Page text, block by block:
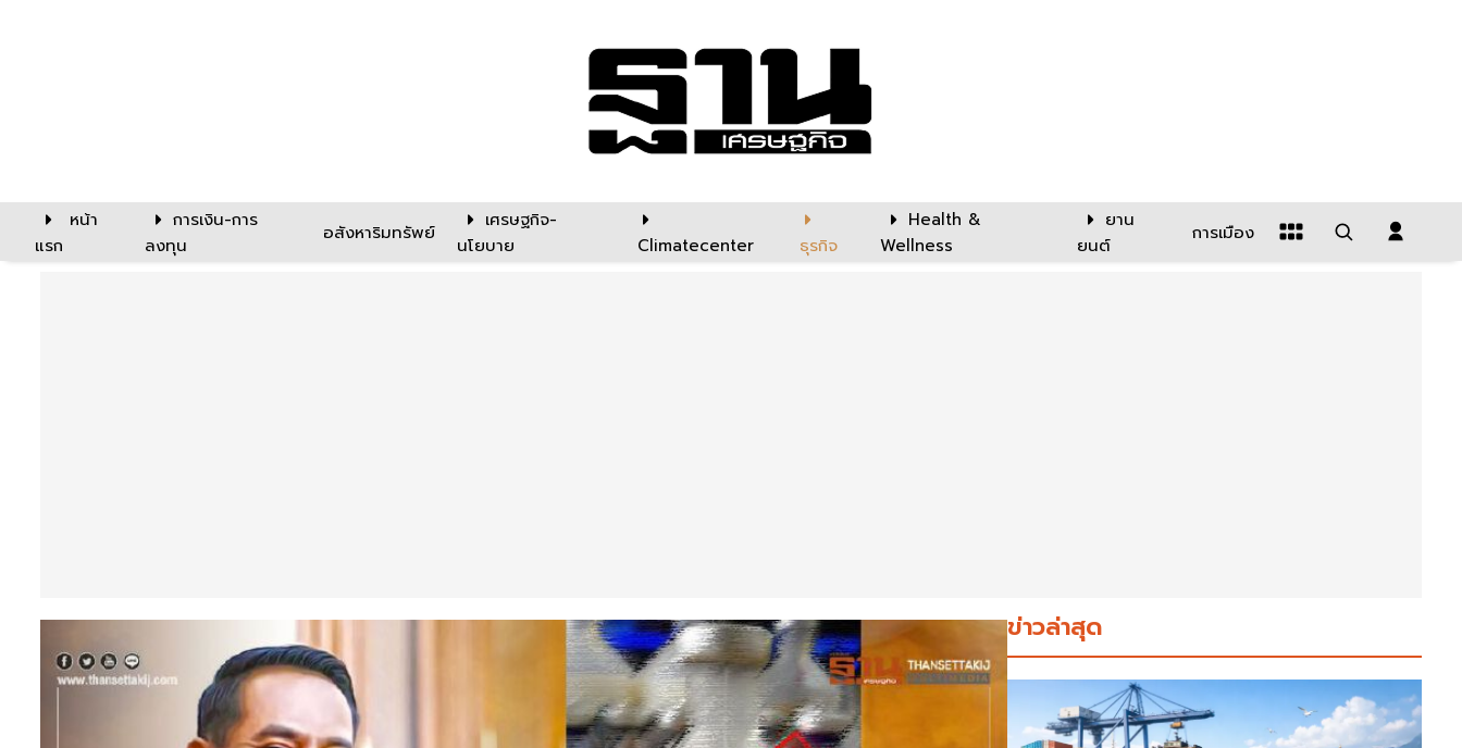
หน้า
แรก
การเงิน-การ
ลงทุน
อสังหาริมทรัพย์
เศรษฐกิจ-
นโยบาย
Climatecenter ธุรกิจ
Health &
Wellness
ยาน
ยนต์
การเมือง
ข่าวล่าสุด